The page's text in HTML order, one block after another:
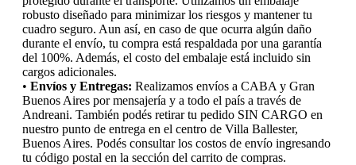
robusto diseñado para minimizar los riesgos y mantener tu
cuadro seguro. Aun así, en caso de que ocurra algún daño
durante el envío, tu compra está respaldada por una garantía
del 100%. Además, el costo del embalaje está incluido sin
cargos adicionales.
• Envíos y Entregas: Realizamos envíos a CABA y Gran
Buenos Aires por mensajería y a todo el país a través de
Andreani. También podés retirar tu pedido SIN CARGO en
nuestro punto de entrega en el centro de Villa Ballester,
Buenos Aires. Podés consultar los costos de envío ingresando
tu código postal en la sección del carrito de compras.